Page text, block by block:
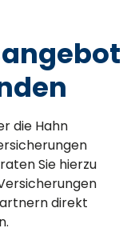
die Hahn
Sie hierzu
direkt